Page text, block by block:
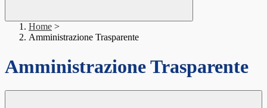
Home >
Amministrazione Trasparente
Amministrazione Trasparente